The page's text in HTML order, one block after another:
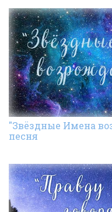
"Звёздные Имена
песня